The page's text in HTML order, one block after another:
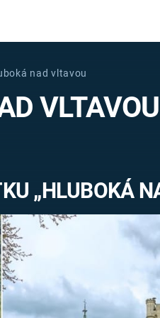
Války
VÁLEČNÉ
nad vltavou
VLTAVOU
„HLUBOKÁ